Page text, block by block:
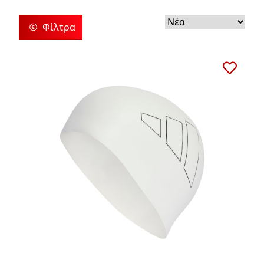
Φίλτρα